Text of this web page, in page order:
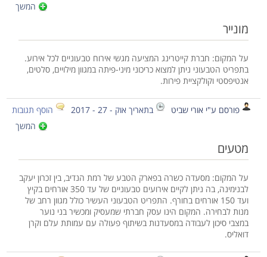
המשך
מונייר
על המקום: חברת קייטרינג המציעה מגשי אירוח טבעוניים לכל אירוע.
בתפריט הטבעוני ניתן למצוא כריכוני מיני-פיתה במגוון מילויים, סלטים,
אנטיפסטי וקולקציית פירות.
פורסם ע"י אורי שביט בתאריך אוק - 27 - 2017
הוסף תגובות
המשך
מטעים
על המקום: מסעדה כשרה בפארק הטבע של רמת הנדיב, בין זכרון יעקב
לבנימינה, בה ניתן לקיים אירועים טבעוניים של עד 350 אורחים בקיץ
ועד 150 אורחים בחורף. התפריט הטבעוני העשיר כולל מגוון רחב של
מנות לבחירה. המקום הינו עסק חברתי שמעסיק ומכשיר בני נוער
במצבי סיכון לעבודה במסעדנות בשיתוף פעולה עם עמותת עלם וקרן
דואליס.